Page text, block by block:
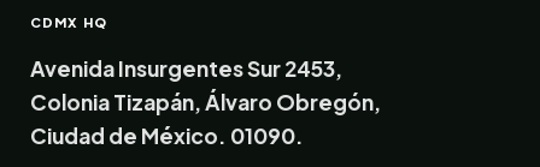
CDMX HQ
Avenida Insurgentes Sur 2453,
Colonia Tizapán, Álvaro Obregón,
Ciudad de México. 01090.